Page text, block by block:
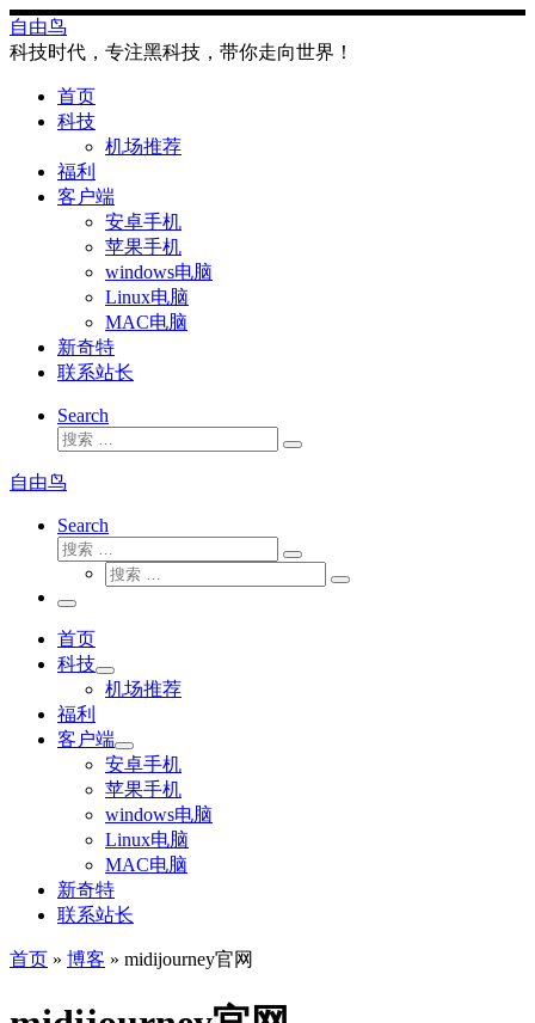
Skip
to
content
自由鸟
科技时代，专注黑科技，带你走向世界！
首页
科技
机场推荐
福利
客户端
安卓手机
苹果手机
windows电脑
Linux电脑
MAC电脑
新奇特
联系站长
Search
搜
搜
自由鸟
Search
搜
搜
索
搜
搜
主
菜
单
首页
科技
机场推荐
福利
客户端
安卓手机
苹果手机
windows电脑
Linux电脑
MAC电脑
新奇特
联系站长
首页 » 博客 » midijourney官网